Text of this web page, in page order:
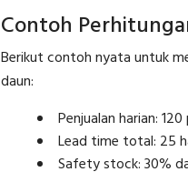
Contoh
Berikut contoh nyata untuk
daun:
Penjualan harian: 120
Lead time total: 25
Safety stock: 30%